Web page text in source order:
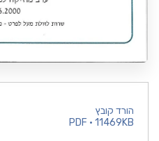
הורד קובץ
PDF • 11469KB